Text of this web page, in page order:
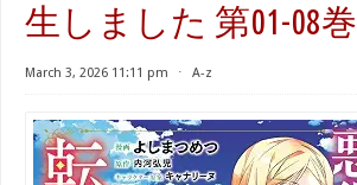
生しました 第01-08巻
March 3, 2026 11:11 pm ⋅ A-z